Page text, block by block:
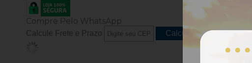
Compre Pelo WhatsApp
Calcule Frete e Prazo